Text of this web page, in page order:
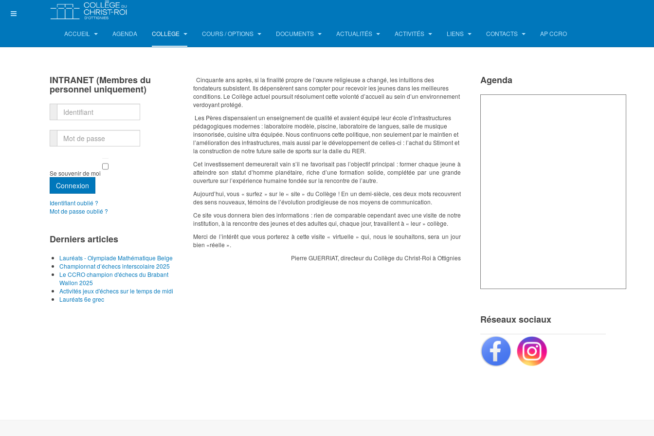
ACCUEIL AGENDA COLLÈGE COURS / OPTIONS DOCUMENTS ACTUALITÉS ACTIVITÉS LIENS CONTACTS AP CCRO
Cinquante ans après, si la finalité propre de l’œuvre religieuse a changé, les intuitions des
fondateurs subsistent. Ils dépensèrent sans compter pour recevoir les jeunes dans les meilleures
conditions. Le Collège actuel poursuit résolument cette volonté d’accueil au sein d’un environnement
verdoyant protégé.
Les Pères dispensaient un enseignement de qualité et avaient équipé leur école d’infrastructures
pédagogiques modernes : laboratoire modèle, piscine, laboratoire de langues, salle de musique
insonorisée, cuisine ultra équipée. Nous continuons cette politique, non seulement par le maintien et
l’amélioration des infrastructures, mais aussi par le développement de celles-ci : l’achat du Stimont et
la construction de notre future salle de sports sur la dalle du RER.
Cet investissement demeurerait vain s’il ne favorisait pas l’objectif principal : former chaque jeune à
atteindre son statut d’homme planétaire, riche d’une formation solide, complétée par une grande
ouverture sur l’expérience humaine fondée sur la rencontre de l’autre.
Aujourd’hui, vous « surfez » sur le « site » du Collège ! En un demi-siècle, ces deux mots recouvrent
des sens nouveaux, témoins de l’évolution prodigieuse de nos moyens de communication.
Ce site vous donnera bien des informations : rien de comparable cependant avec une visite de notre
institution, à la rencontre des jeunes et des adultes qui, chaque jour, travaillent à « leur » collège.
Merci de l’intérêt que vous porterez à cette visite « virtuelle » qui, nous le souhaitons, sera un jour
bien «réelle ».
Pierre GUERRIAT, directeur du Collège du Christ-Roi à Ottignies
INTRANET (Membres du
personnel uniquement)
Identifiant
Mot de passe
Se souvenir de moi
Connexion
Identifiant oublié ?
Mot de passe oublié ?
Derniers articles
Lauréats - Olympiade Mathématique Belge
Championnat d’échecs interscolaire 2025
Le CCRO champion d'échecs du Brabant
Wallon 2025
Activités jeux d'échecs sur le temps de midi
Lauréats 6e grec
Agenda
Réseaux sociaux